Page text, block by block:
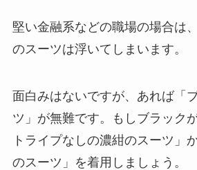
堅い金融系などの職場の場合は
のスーツは浮いてしまいます。
面白みはないですが、あれば「
ツ」が無難です。もしブラック
トライプなしの濃紺のスーツ」
のスーツ」を着用しましょう。